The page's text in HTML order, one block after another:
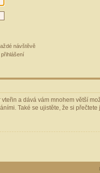
návštěvě
a dává vám mnohem větší
Také se ujistěte, že si